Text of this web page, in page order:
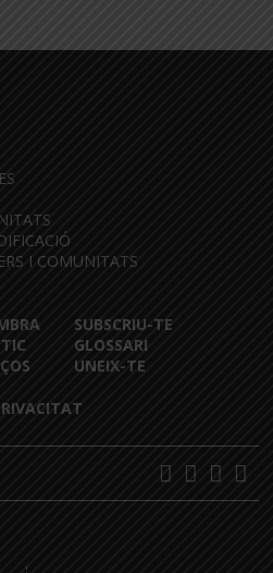
I COMUNITATS
SUBSCRIU-TE
GLOSSARI
UNEIX-TE